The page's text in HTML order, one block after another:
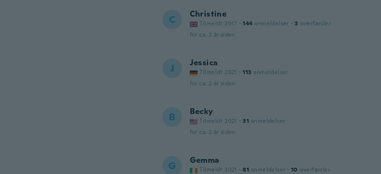
C Christine
Tilmeldt 2017 · 144 anmeldelser · 3 overførsler
for ca. 2 år siden
J Jessica
Tilmeldt 2021 · 113 anmeldelser
for ca. 2 år siden
B Becky
Tilmeldt 2021 · 31 anmeldelser
for ca. 2 år siden
G Gemma
Tilmeldt 2021 · 81 anmeldelser · 10 overførsler